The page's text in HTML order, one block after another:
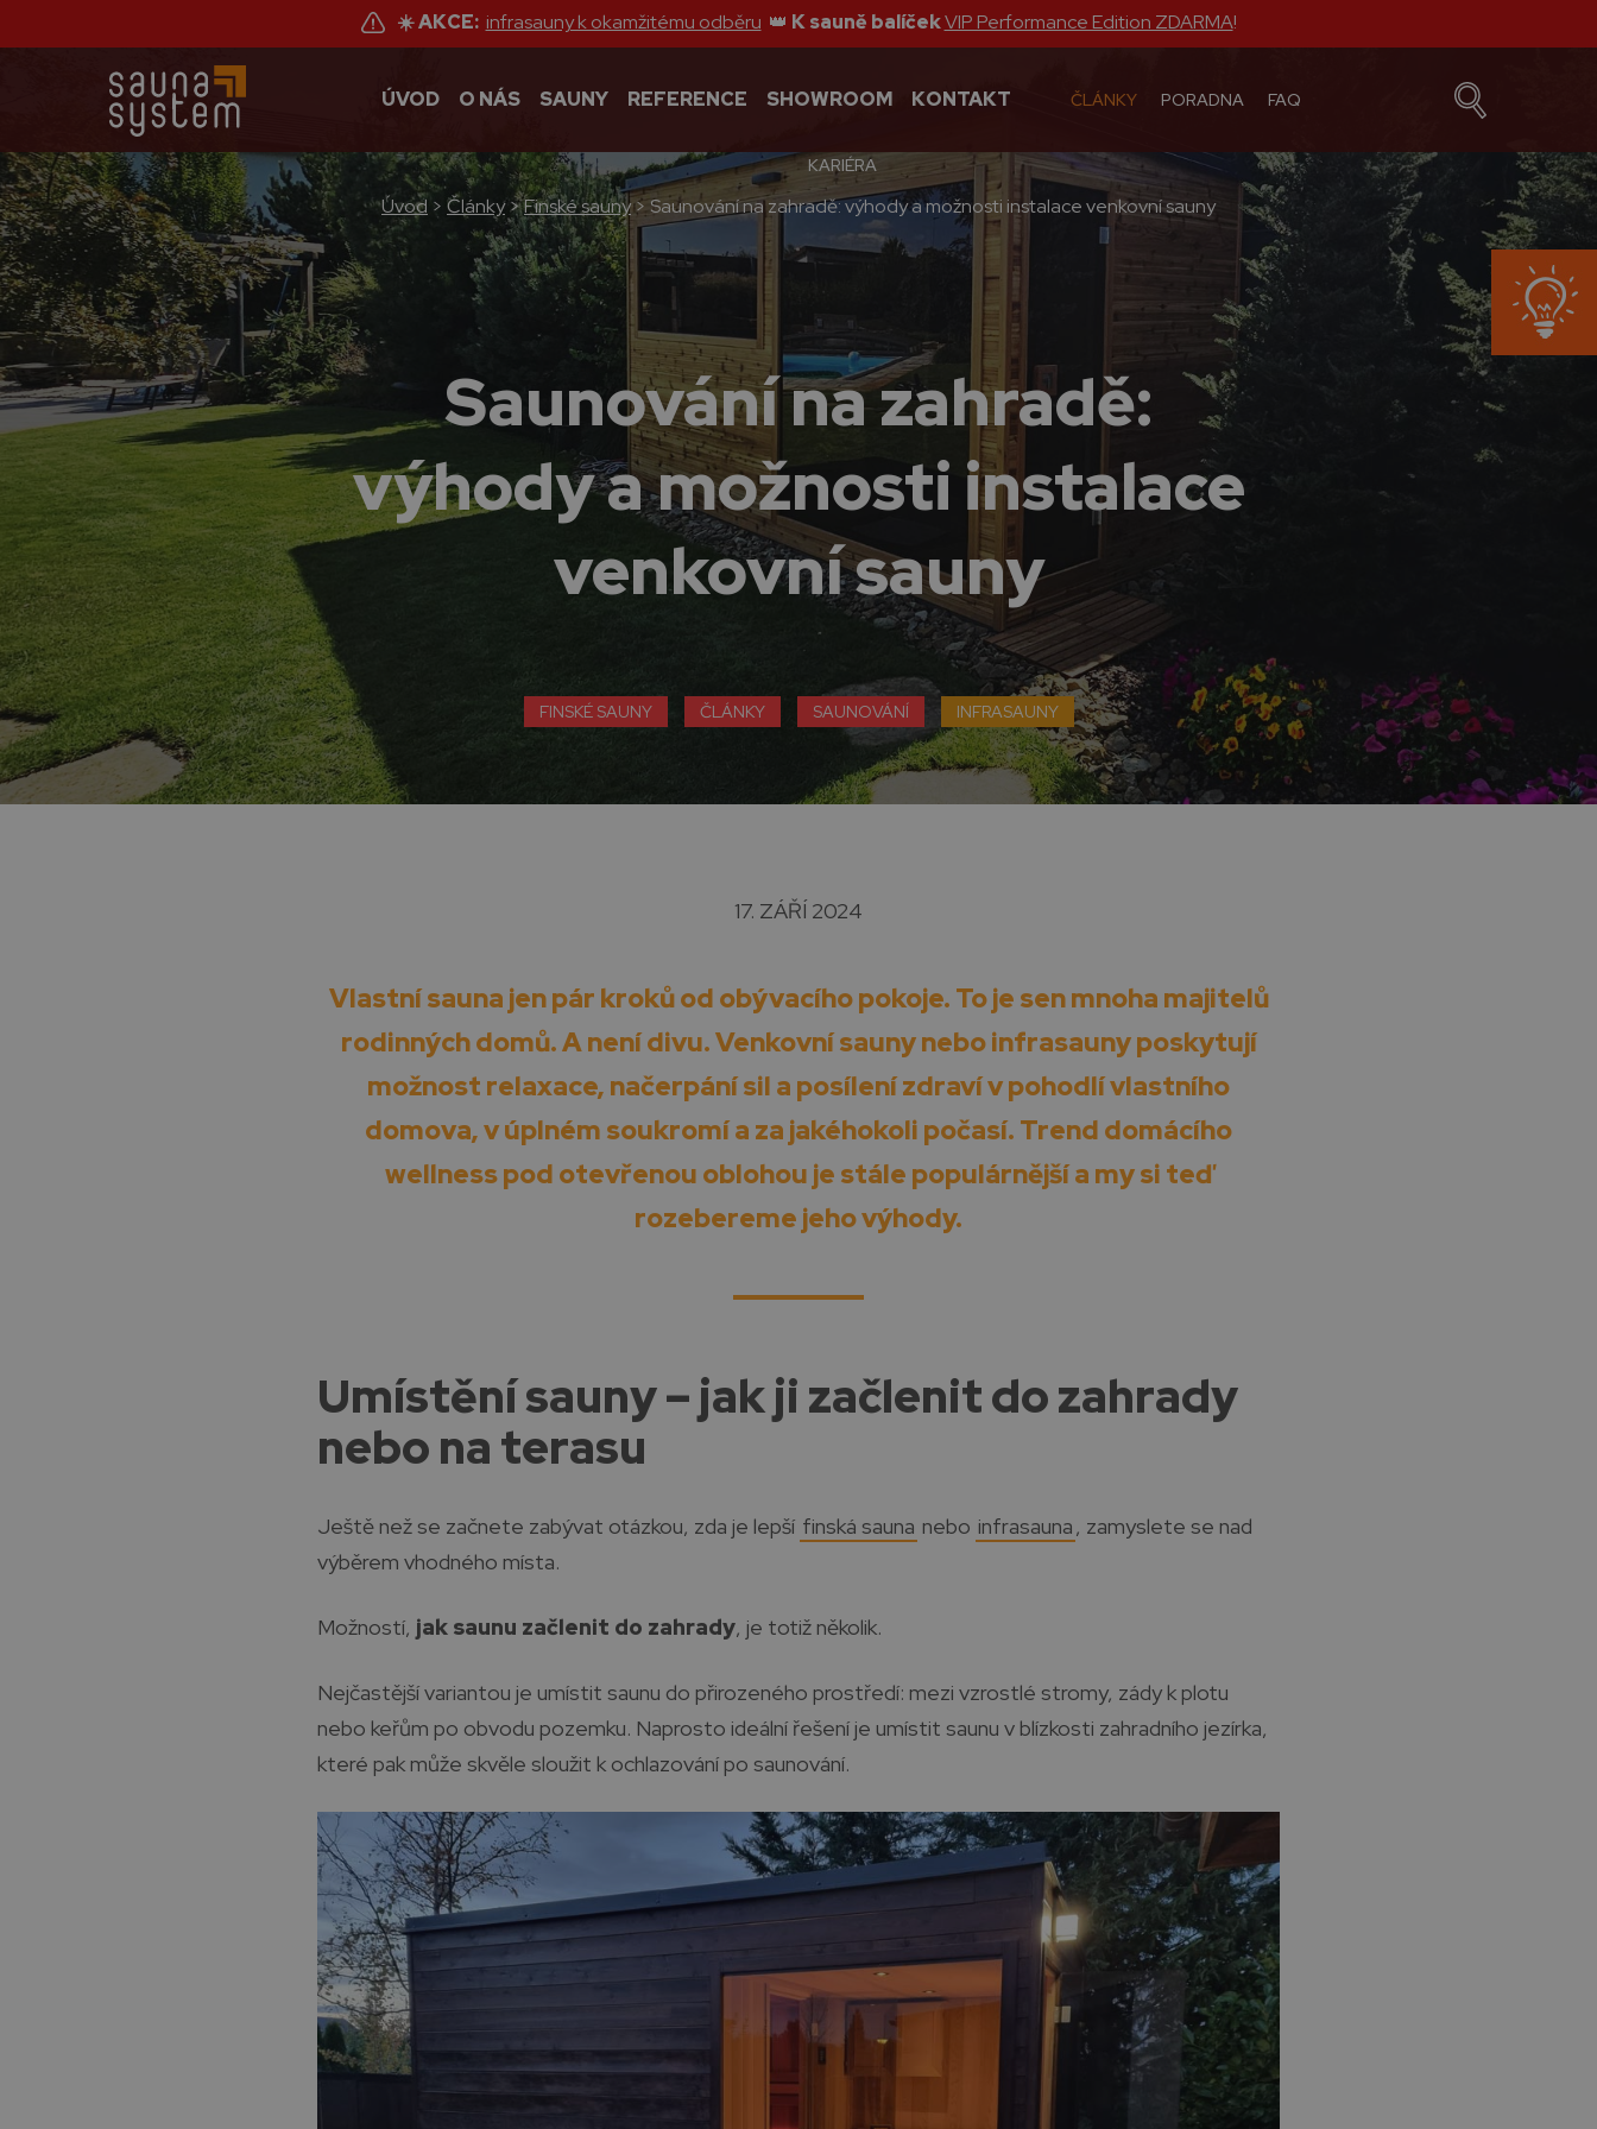
☀️ AKCE: infrasauny k okamžitému odběru 👑 K sauně balíčekVIP Performance Edition ZDARMA!
ÚVOD O NÁS SAUNY REFERENCE SHOWROOM KONTAKT ČLÁNKY PORADNA FAQ
KARIÉRA
Úvod > Články>Finské sauny>Saunování na zahradě: výhody a možnosti instalace venkovní sauny
Saunování na zahradě:
výhody a možnosti instalace
venkovní sauny
FINSKÉ SAUNY ČLÁNKY SAUNOVÁNÍ INFRASAUNY
17. ZÁŘÍ 2024
Vlastní sauna jen pár kroků od obývacího pokoje. To je sen mnoha majitelů
rodinných domů. A není divu. Venkovní sauny nebo infrasauny poskytují
možnost relaxace, načerpání sil a posílení zdraví v pohodlí vlastního
domova, v úplném soukromí a za jakéhokoli počasí. Trend domácího
wellness pod otevřenou oblohou je stále populárnější a my si teď
rozebereme jeho výhody.
Umístění sauny – jak ji začlenit do zahrady
nebo na terasu
Ještě než se začnete zabývat otázkou, zda je lepší finská sauna nebo infrasauna, zamyslete se nad
výběrem vhodného místa.
Možností, jak saunu začlenit do zahrady, je totiž několik.
Nejčastější variantou je umístit saunu do přirozeného prostředí: mezi vzrostlé stromy, zády k plotu
nebo keřům po obvodu pozemku. Naprosto ideální řešení je umístit saunu v blízkosti zahradního jezírka,
které pak může skvěle sloužit k ochlazování po saunování.